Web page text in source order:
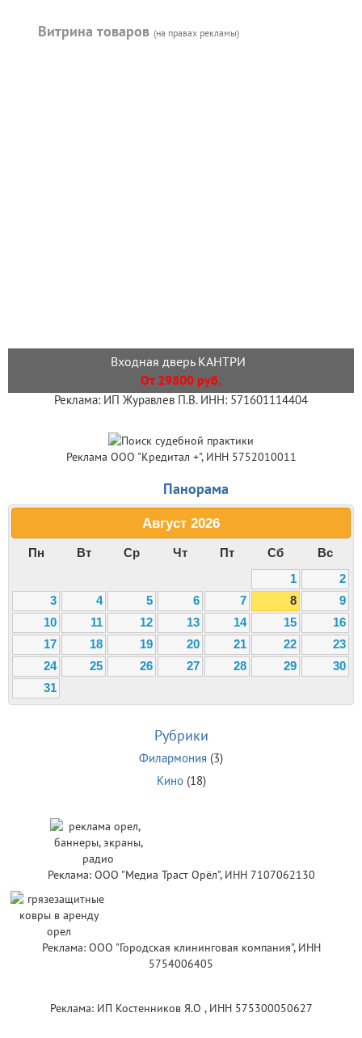
Витрина товаров (на правах рекламы)
Входная дверь КАНТРИ
От 29800 руб.
Реклама: ИП Журавлев П.В. ИНН: 571601114404
Реклама ООО "Кредитал +", ИНН 5752010011
Панорама
Август 2026
Пн Вт Ср Чт Пт Сб
Вс
1
2
3
4 5 6 7 8
9
10
11 12 13 14 15
16
17
18 19 20 21 22
23
24
25 26 27 28 29
30
31
Рубрики
Филармония (3)
Кино(18)
Реклама: ООО "Медиа Траст Орёл", ИНН 7107062130
Реклама: ООО "Городская клининговая компания", ИНН
5754006405
Реклама: ИП Костенников Я.О , ИНН 575300050627